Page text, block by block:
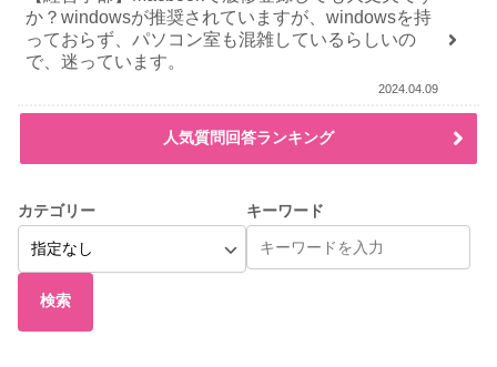
か？windowsが推奨されていますが、windowsを持
っておらず、パソコン室も混雑しているらしいの
で、迷っています。
2024.04.09
人気質問回答ランキング
カテゴリー キーワード
検索